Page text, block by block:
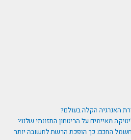
האנרגיה הקלה בעולם?
מאיימים על הביטחון התזונתי שלנו?
החכם: כך הופכת הרשת לחשובה יותר